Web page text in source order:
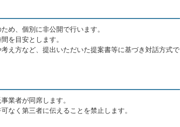
め、個別に非公開で行います。
を目安とします。
え方など、提出いただいた提案書等に基づき対話方式で
業者が同席します。
なく第三者に伝えることを禁止します。